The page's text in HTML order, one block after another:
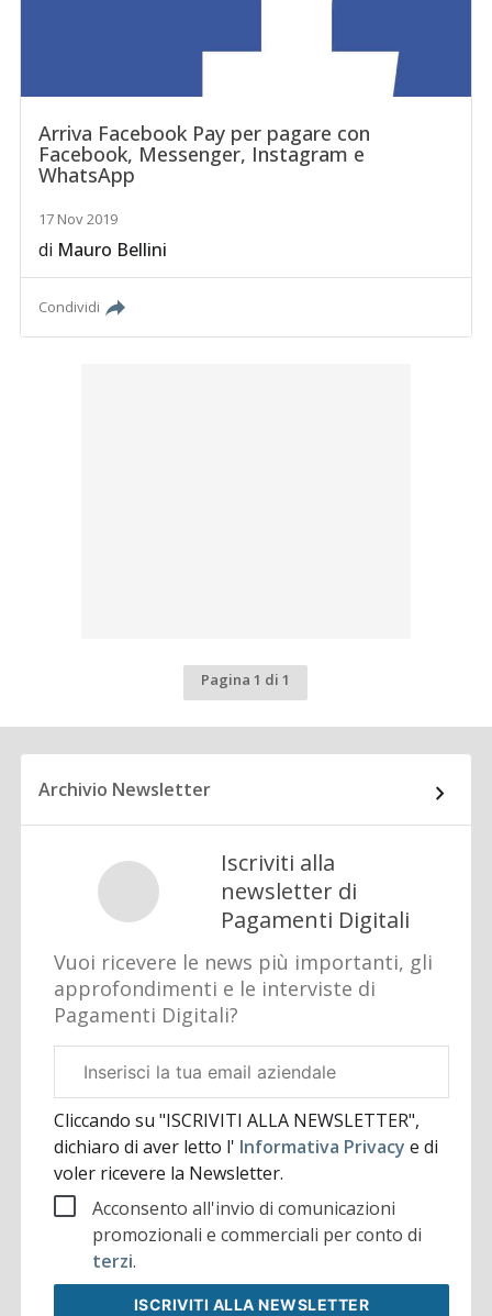
Arriva Facebook Pay per pagare con
Facebook, Messenger, Instagram e
WhatsApp
17 Nov 2019
di Mauro Bellini
Condividi
Pagina 1 di 1
Archivio Newsletter
Iscriviti alla
newsletter di
Pagamenti Digitali
Vuoi ricevere le news più importanti, gli
approfondimenti e le interviste di
Pagamenti Digitali?
aziendale
Cliccando su "ISCRIVITI ALLA NEWSLETTER",
dichiaro di aver letto l' Informativa Privacye di
voler ricevere la Newsletter.
Acconsento all'invio di comunicazioni
promozionali e commerciali per conto di
terzi.
ISCRIVITI ALLA NEWSLETTER